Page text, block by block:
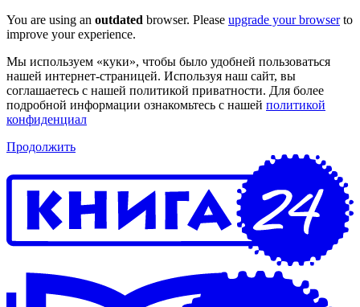
You are using an outdated browser. Please upgrade your browserto
improve your experience.
Мы используем «куки», чтобы было удобней пользоваться
нашей интернет-страницей. Используя наш сайт, вы
соглашаетесь с нашей политикой приватности. Для более
подробной информации ознакомьтесь с нашей политикой
конфиденциал
Продолжить